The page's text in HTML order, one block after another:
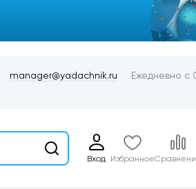
manager@yadachnik.ru Ежедневно с
Вход Избранное